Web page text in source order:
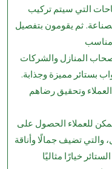
التي سيتم تركيب
ثم يقومون بتفصيل
المنازل والشركات
بستائر مميزة وجذابة.
وتحقيق رضاهم
للعملاء الحصول على
والتي تضيف جمالًا وأناقة
خيارًا مثاليًا